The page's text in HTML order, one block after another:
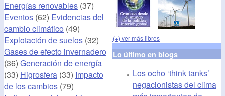
Energías renovables (37)
Eventos (62) Evidencias del
cambio climático (49)
Explotación de suelos (32)
Gases de efecto invernadero
(36) Generación de energía
(33) Higrosfera (33) Impacto
de los cambios (79)
(+) ver más libros
Lo último en blogs
Los ocho ‘think tanks’
negacionistas del clima